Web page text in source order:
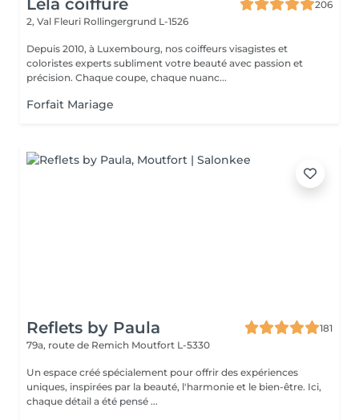
Lela coiffure
206
2, Val Fleuri Rollingergrund L-1526
Depuis 2010, à Luxembourg, nos coiffeurs visagistes et
coloristes experts subliment votre beauté avec passion et
précision. Chaque coupe, chaque nuanc...
Forfait Mariage
Reflets by Paula
181
79a, route de Remich Moutfort L-5330
Un espace créé spécialement pour offrir des expériences
uniques, inspirées par la beauté, l'harmonie et le bien-être. Ici,
chaque détail a été pensé ...